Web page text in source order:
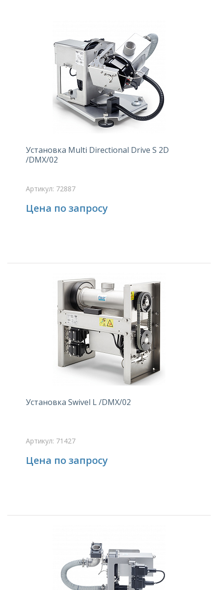
Установка Multi Directional Drive S 2D
/DMX/02
Артикул: 72887
Цена по запросу
Установка Swivel L /DMX/02
Артикул: 71427
Цена по запросу